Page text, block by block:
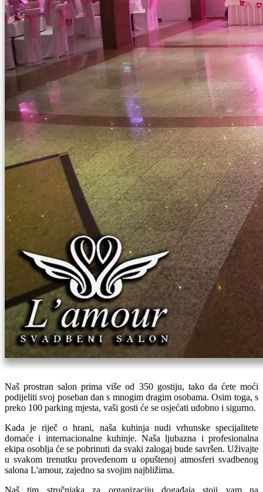
Naš prostran salon prima više od 350 gostiju, tako da ćete moći
podijeliti svoj poseban dan s mnogim dragim osobama. Osim toga, s
preko 100 parking mjesta, vaši gosti će se osjećati udobno i sigurno.
Kada je riječ o hrani, naša kuhinja nudi vrhunske specijalitete
domaće i internacionalne kuhinje. Naša ljubazna i profesionalna
ekipa osoblja će se pobrinuti da svaki zalogaj bude savršen. Uživajte
u svakom trenutku provedenom u opuštenoj atmosferi svadbenog
salona L'amour, zajedno sa svojim najbližima.
Naš tim stručnjaka za organizaciju događaja stoji vam na